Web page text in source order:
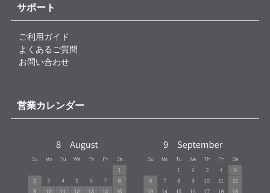
サポート
ご利用ガイド
よくあるご質問
お問い合わせ
営業カレンダー